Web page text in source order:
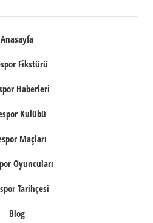
Anasayfa
Fikstürü
Haberleri
Kulübü
Maçları
Oyuncuları
Tarihçesi
Blog